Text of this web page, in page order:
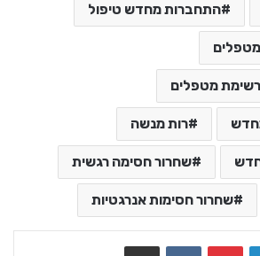
התחברות מחדש טיפול
מטפלים
רות מנשה
שחרור חסימה רגשית
שחרור חסימות אנרגטיות
LinkedIn
VKontakte